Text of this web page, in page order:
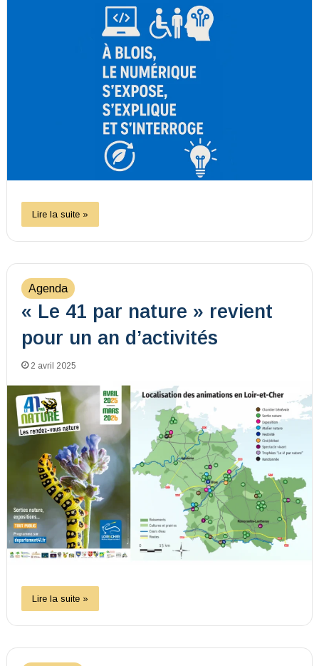
Lire la suite »
Agenda
« Le 41 par nature » revient
pour un an d’activités
2 avril 2025
Lire la suite »